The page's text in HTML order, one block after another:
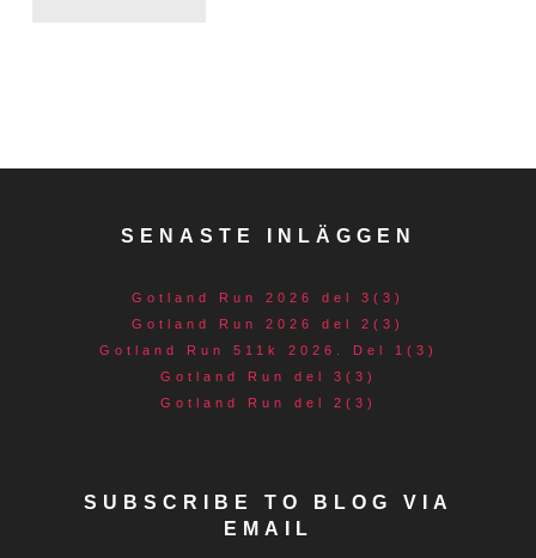
SENASTE INLÄGGEN
Gotland Run 2026 del 3(3)
Gotland Run 2026 del 2(3)
Gotland Run 511k 2026. Del 1(3)
Gotland Run del 3(3)
Gotland Run del 2(3)
SUBSCRIBE TO BLOG VIA
EMAIL